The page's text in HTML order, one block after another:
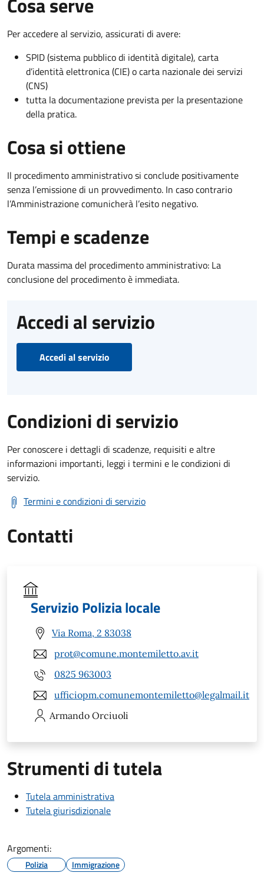
Per accedere al servizio, assicurati di avere:
SPID (sistema pubblico di identità digitale), carta
d’identità elettronica (CIE) o carta nazionale dei servizi
(CNS)
tutta la documentazione prevista per la presentazione
della pratica.
Cosa si ottiene
Il procedimento amministrativo si conclude positivamente
senza l’emissione di un provvedimento. In caso contrario
l’Amministrazione comunicherà l’esito negativo.
Tempi e scadenze
Durata massima del procedimento amministrativo: La
conclusione del procedimento è immediata.
Accedi al servizio
Accedi al servizio
Condizioni di servizio
Per conoscere i dettagli di scadenze, requisiti e altre
informazioni importanti, leggi i termini e le condizioni di
servizio.
Termini e condizioni di servizio
Contatti
Servizio Polizia locale
Via Roma, 2 83038
prot@comune.montemiletto.av.it
0825 963003
ufficiopm.comunemontemiletto@legalmail.it
Armando Orciuoli
Strumenti di tutela
Tutela amministrativa
Tutela giurisdizionale
Argomenti:
Polizia Immigrazione